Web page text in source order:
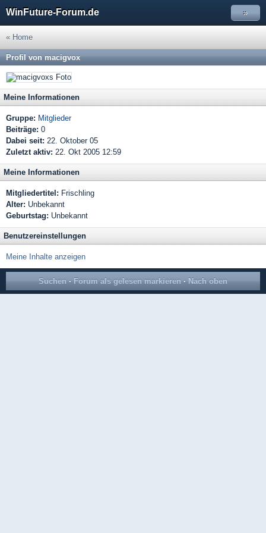
WinFuture-Forum.de »
« Home
Profil von macigvox
Meine Informationen
Gruppe: Mitglieder
Beiträge: 0
Dabei seit: 22. Oktober 05
Zuletzt aktiv: 22. Okt 2005 12:59
Meine Informationen
Mitgliedertitel: Frischling
Alter: Unbekannt
Geburtstag: Unbekannt
Benutzereinstellungen
Meine Inhalte anzeigen
Suchen · Forum als gelesen markieren · Nach oben